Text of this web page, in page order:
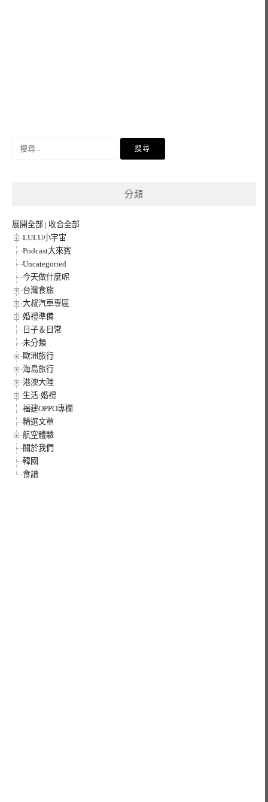
分類
展開全部 | 收合全部
LULU小宇宙
Podcast大來賓
Uncategoried
今天做什麼呢
台灣食旅
大叔汽車專區
婚禮準備
日子＆日常
未分類
歐洲旅行
海島旅行
港澳大陸
生活·婚禮
福建OPPO專欄
精選文章
航空體驗
關於我們
韓國
食譜